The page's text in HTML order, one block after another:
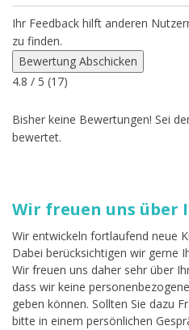
Ihr Feedback hilft anderen
zu finden.
Bewertung Abschicken
4.8 / 5 (17)
Bisher keine Bewertungen! Sei
bewertet.
Wir freuen uns über
Wir entwickeln fortlaufend neue
Dabei berücksichtigen wir gerne
Wir freuen uns daher sehr über
dass wir keine
geben können. Sollten Sie dazu
bitte in einem persönlichen